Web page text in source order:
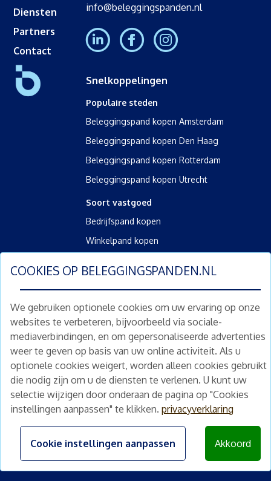
COOKIES OP BELEGGINGSPANDEN.NL
We gebruiken optionele cookies om uw ervaring op onze
websites te verbeteren, bijvoorbeeld via sociale-
mediaverbindingen, en om gepersonaliseerde advertenties
weer te geven op basis van uw online activiteit. Als u
optionele cookies weigert, worden alleen cookies gebruikt
die nodig zijn om u de diensten te verlenen. U kunt uw
selectie wijzigen door onderaan de pagina op "Cookies
instellingen aanpassen" te klikken. privacyverklaring
Cookie instellingen aanpassen Akkoord
Diensten
Partners
Contact
info@beleggingspanden.nl
Snelkoppelingen
Populaire steden
Beleggingspand kopen Amsterdam
Beleggingspand kopen Den Haag
Beleggingspand kopen Rotterdam
Beleggingspand kopen Utrecht
Soort vastgoed
Bedrijfspand kopen
Winkelpand kopen
Overig
Diensten
Gratis waardebepaling
Gratis waardebepaling aanvragen